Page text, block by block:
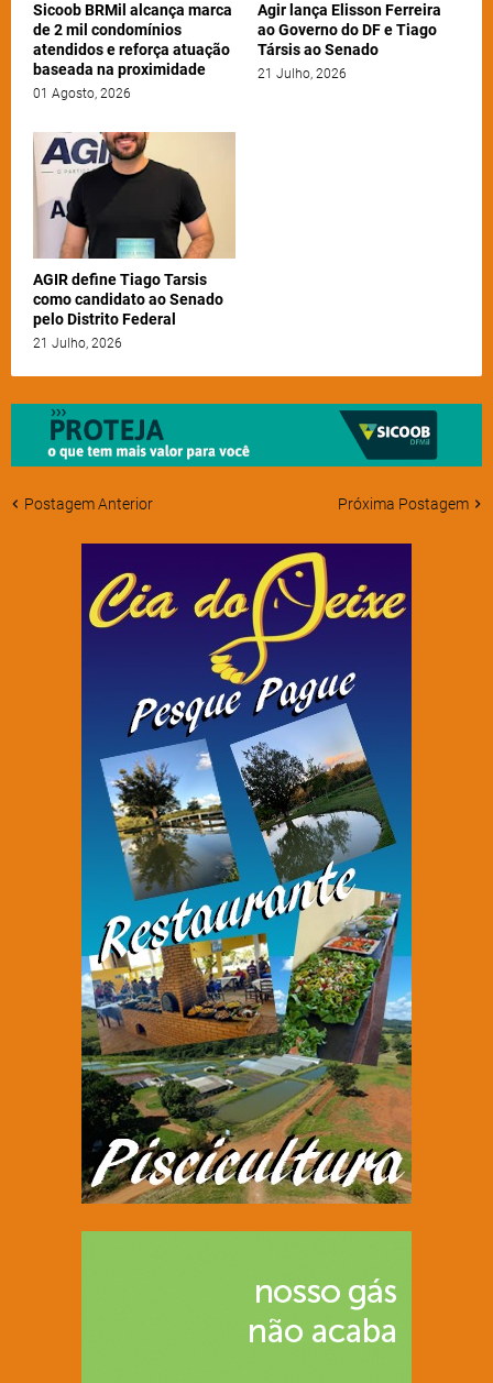
Sicoob BRMil alcança marca
de 2 mil condomínios
atendidos e reforça atuação
baseada na proximidade
01 Agosto, 2026
Agir lança Elisson Ferreira
ao Governo do DF e Tiago
Társis ao Senado
21 Julho, 2026
AGIR define Tiago Tarsis
como candidato ao Senado
pelo Distrito Federal
21 Julho, 2026
Postagem Anterior Próxima Postagem